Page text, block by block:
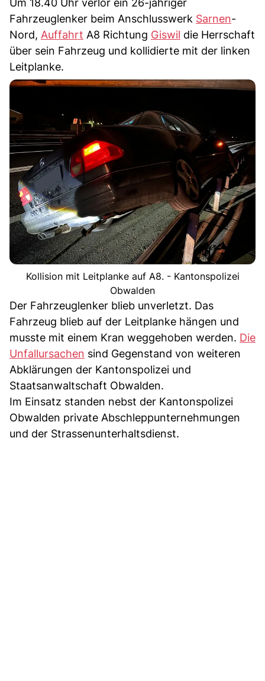
Um 18.40 Uhr verlor ein 26-jähriger
Fahrzeuglenker beim Anschlusswerk Sarnen-
Nord, Auffahrt A8 Richtung Giswil die Herrschaft
über sein Fahrzeug und kollidierte mit der linken
Leitplanke.
Kollision mit Leitplanke auf A8. - Kantonspolizei
Obwalden
Der Fahrzeuglenker blieb unverletzt. Das
Fahrzeug blieb auf der Leitplanke hängen und
musste mit einem Kran weggehoben werden. Die
Unfallursachen sind Gegenstand von weiteren
Abklärungen der Kantonspolizei und
Staatsanwaltschaft Obwalden.
Im Einsatz standen nebst der Kantonspolizei
Obwalden private Abschleppunternehmungen
und der Strassenunterhaltsdienst.